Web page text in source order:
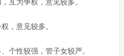
，意见较多。
个性较强，管子女较严。